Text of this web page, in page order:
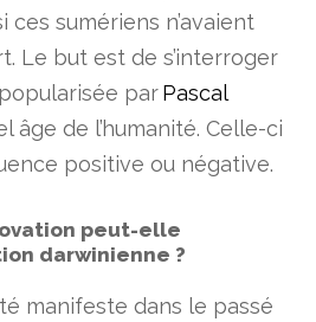
ces sumériens n’avaient
Le but est de s’interroger
parPascal
âge de l’humanité. Celle-ci
positive ou négative.
peut-elle
darwinienne ?
manifeste dans le passé